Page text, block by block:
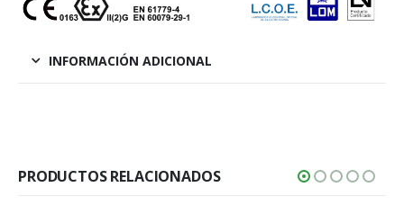
INFORMACIÓN ADICIONAL
PRODUCTOS RELACIONADOS